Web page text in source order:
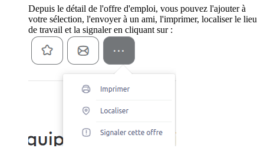
Depuis le détail de l'offre d'emploi, vous pouvez l'ajouter à
votre sélection, l'envoyer à un ami, l'imprimer, localiser le lieu
de travail et la signaler en cliquant sur :